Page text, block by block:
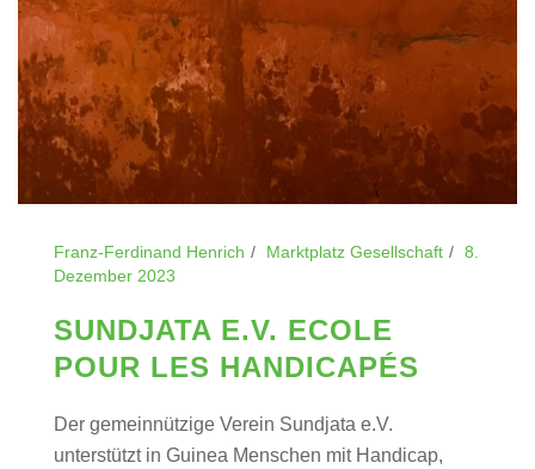
Franz-Ferdinand Henrich Marktplatz Gesellschaft
8.
Dezember 2023
SUNDJATA E.V. ECOLE
POUR LES HANDICAPÉS
Der gemeinnützige Verein Sundjata e.V.
unterstützt in Guinea Menschen mit Handicap,